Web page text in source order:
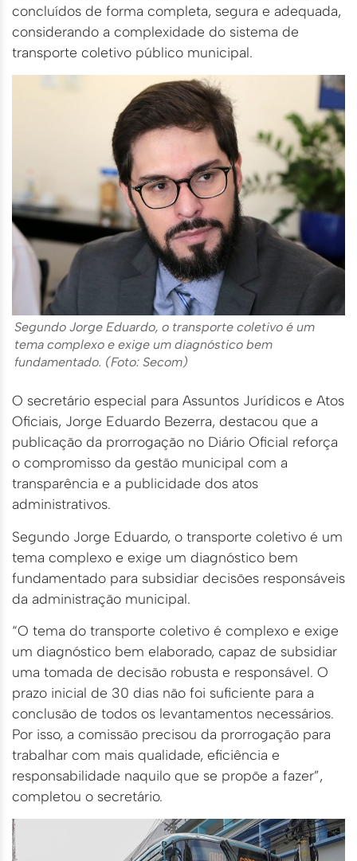
concluídos de forma completa, segura e adequada,
considerando a complexidade do sistema de
transporte coletivo público municipal.
Segundo Jorge Eduardo, o transporte coletivo é um
tema complexo e exige um diagnóstico bem
fundamentado. (Foto: Secom)
O secretário especial para Assuntos Jurídicos e Atos
Oficiais, Jorge Eduardo Bezerra, destacou que a
publicação da prorrogação no Diário Oficial reforça
o compromisso da gestão municipal com a
transparência e a publicidade dos atos
administrativos.
Segundo Jorge Eduardo, o transporte coletivo é um
tema complexo e exige um diagnóstico bem
fundamentado para subsidiar decisões responsáveis
da administração municipal.
“O tema do transporte coletivo é complexo e exige
um diagnóstico bem elaborado, capaz de subsidiar
uma tomada de decisão robusta e responsável. O
prazo inicial de 30 dias não foi suficiente para a
conclusão de todos os levantamentos necessários.
Por isso, a comissão precisou da prorrogação para
trabalhar com mais qualidade, eficiência e
responsabilidade naquilo que se propõe a fazer”,
completou o secretário.